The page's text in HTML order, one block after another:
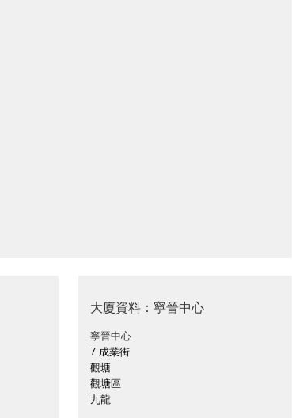
大廈資料：寧晉中心
寧晉中心
7 成業街
觀塘
觀塘區
九龍